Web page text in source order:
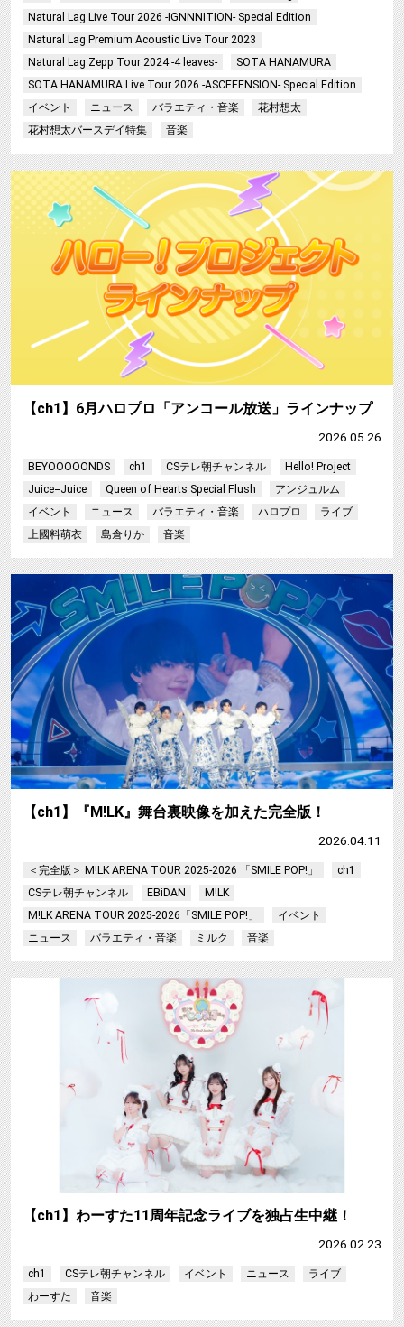
Natural Lag Live Tour 2026 -IGNNNITION- Special Edition
Natural Lag Premium Acoustic Live Tour 2023
Natural Lag Zepp Tour 2024 -4 leaves-
SOTA HANAMURA
SOTA HANAMURA Live Tour 2026 -ASCEEENSION- Special Edition
イベント
ニュース バラエティ・音楽
花村想太
花村想太バースデイ特集
音楽
【ch1】6月ハロプロ「アンコール放送」ラインナップ
2026.05.26
BEYOOOOONDS ch1 CSテレ朝チャンネル
Hello! Project
Juice=Juice
Queen of Hearts Special Flush
アンジュルム
イベント
ニュース バラエティ・音楽 ハロプロ
ライブ
上國料萌衣
島倉りか 音楽
【ch1】『M!LK』舞台裏映像を加えた完全版！
2026.04.11
＜完全版＞ M!LK ARENA TOUR 2025-2026 「SMILE POP!」
ch1
CSテレ朝チャンネル
EBiDAN
M!LK
M!LK ARENA TOUR 2025-2026「SMILE POP!」
イベント
ニュース
バラエティ・音楽 ミルク 音楽
【ch1】わーすた11周年記念ライブを独占生中継！
2026.02.23
ch1 CSテレ朝チャンネル イベント ニュース
ライブ
わーすた
音楽